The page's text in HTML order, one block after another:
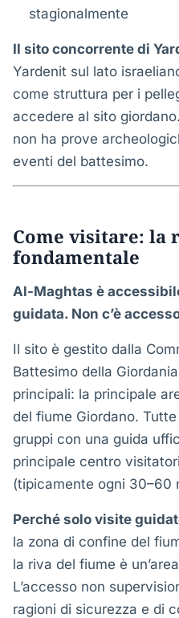
stagionalmente
Il sito concorrente di
Yardenit sul lato
come struttura per i
accedere al sito
non ha prove
eventi del battesimo.
Come visitare: la
fondamentale
Al-Maghtas è
guidata. Non c’è
Il sito è gestito dalla
Battesimo della
principali: la principale
del fiume Giordano.
gruppi con una guida
principale centro
(tipicamente ogni 30–60
Perché solo visite
la zona di confine del
la riva del fiume è
L’accesso non
ragioni di sicurezza e di